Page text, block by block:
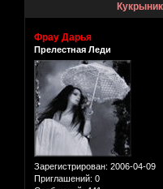
Фрау Дарья
Прелестная Леди
Зарегистрирован: 2006-04-09
Приглашений: 0